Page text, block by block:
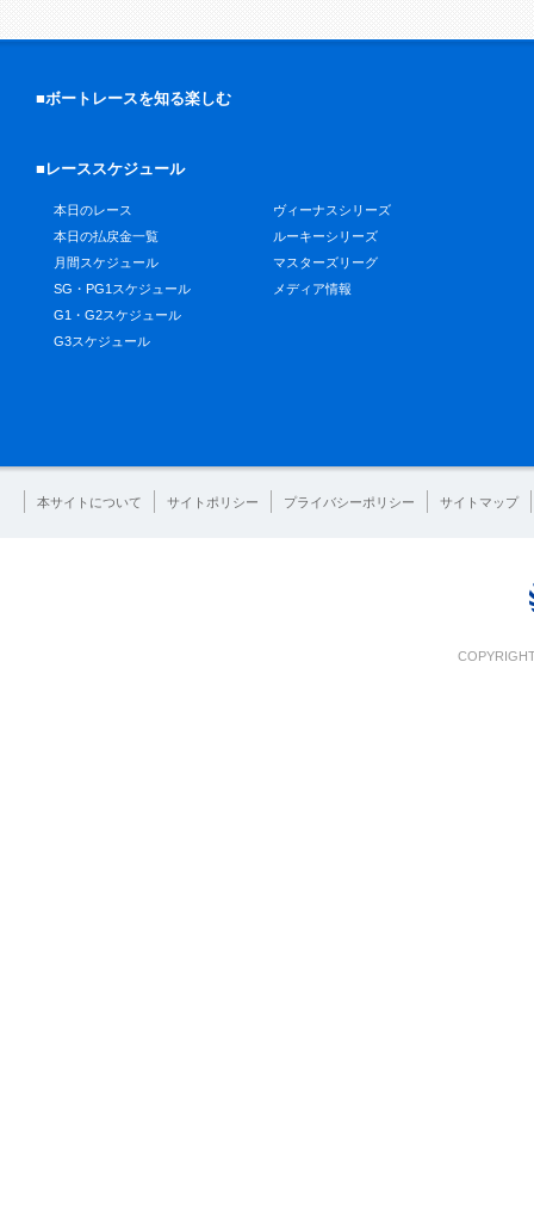
■ボートレースを知る楽しむ
■レーススケジュール
本日のレース
本日の払戻金一覧
月間スケジュール
SG・PG1スケジュール
G1・G2スケジュール
G3スケジュール
ヴィーナスシリーズ
ルーキーシリーズ
マスターズリーグ
メディア情報
本サイトについて サイトポリシー プライバシーポリシー サイトマップ